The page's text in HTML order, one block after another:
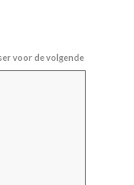
voor de volgende